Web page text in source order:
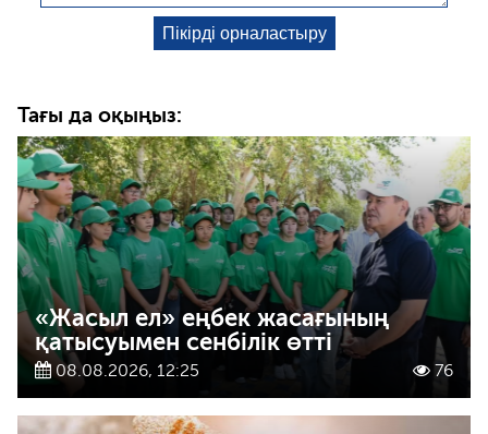
Тағы да оқыңыз:
«Жасыл ел» еңбек жасағының
қатысуымен сенбілік өтті
08.08.2026, 12:25 76